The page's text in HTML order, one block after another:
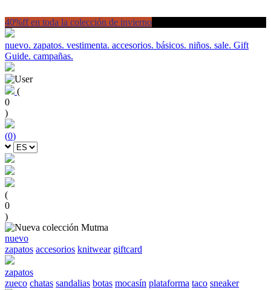
40%ff en toda la colección de invierno
nuevo. zapatos. vestimenta. accesorios. básicos. niños. sale. Gift
Guide. campañas.
(
0
)
(0)
(
0
)
nuevo
zapatos accesorios knitwear giftcard
zapatos
zueco chatas sandalias botas mocasín plataforma taco sneaker